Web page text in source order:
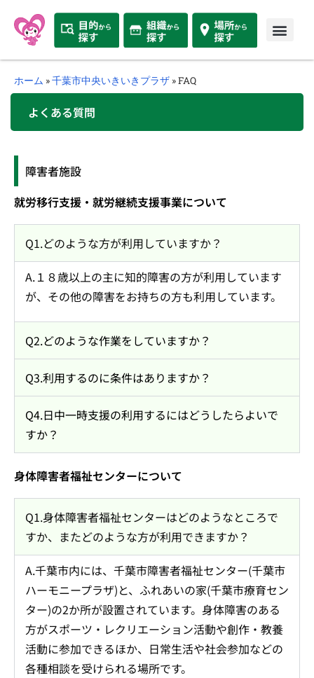
ホーム »千葉市中央いきいきプラザ »FAQ
よくある質問
障害者施設
就労移行支援・就労継続支援事業について
Q1.どのような方が利用していますか？
A.１８歳以上の主に知的障害の方が利用しています
が、その他の障害をお持ちの方も利用しています。
Q2.どのような作業をしていますか？
Q3.利用するのに条件はありますか？
Q4.日中一時支援の利用するにはどうしたらよいで
すか？
身体障害者福祉センターについて
Q1.身体障害者福祉センターはどのようなところで
すか、またどのような方が利用できますか？
A.千葉市内には、千葉市障害者福祉センター(千葉市
ハーモニープラザ)と、ふれあいの家(千葉市療育セン
ター)の2か所が設置されています。身体障害のある
方がスポーツ・レクリエーション活動や創作・教養
活動に参加できるほか、日常生活や社会参加などの
各種相談を受けられる場所です。